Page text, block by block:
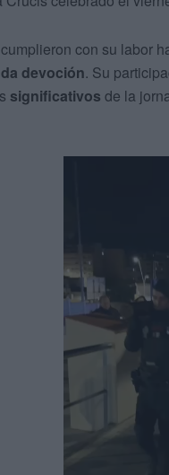
con su labor
devoción. Su
significativos de la